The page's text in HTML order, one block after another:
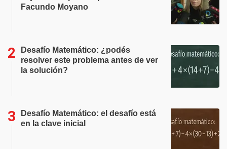
Facundo Moyano
Desafío Matemático: ¿podés
resolver este problema antes de ver
la solución?
Desafío Matemático: el desafío está
en la clave inicial